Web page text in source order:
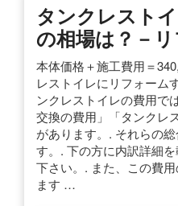
タンクレスト
の相場は？－
本体価格＋施工費用＝
レストイレにリフォーム
ンクレストイレの費用で
交換の費用」「タンクレ
があります。. それらの
す。. 下の方に内訳詳細
下さい。. また、この費
ます …